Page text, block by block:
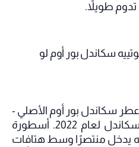
طويلاً.
سكاندل بور أوم لو
سكاندل بور أوم الأصلي -
بطل الملاكمة - في عطر سكاندل لعام 2022. أسطورة
يدخل منتصرًا وسط هتافات